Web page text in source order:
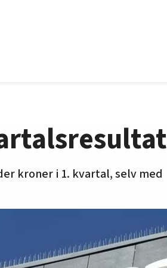
kroner i 1. kvartal, selv med